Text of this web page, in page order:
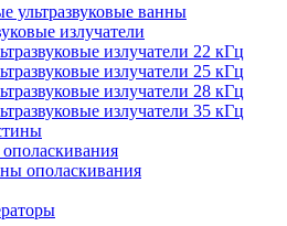
ультразвуковые ванны
излучатели
излучатели 22 кГц
излучатели 25 кГц
излучатели 28 кГц
излучатели 35 кГц
ополаскивания